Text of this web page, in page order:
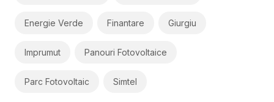
Energie Verde Finantare Giurgiu
Imprumut Panouri Fotovoltaice
Parc Fotovoltaic Simtel